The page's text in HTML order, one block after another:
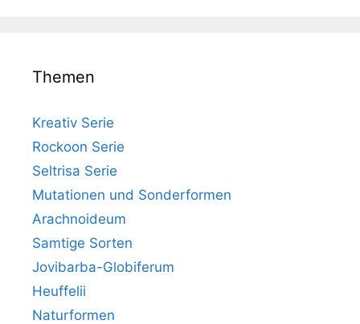
Themen
Kreativ Serie
Rockoon Serie
Seltrisa Serie
Mutationen und Sonderformen
Arachnoideum
Samtige Sorten
Jovibarba-Globiferum
Heuffelii
Naturformen